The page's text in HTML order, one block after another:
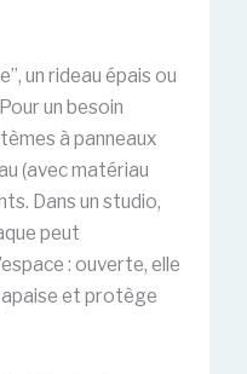
un rideau épais ou
un besoin
à panneaux
(avec matériau
Dans un studio,
peut
: ouverte, elle
apaise et protège